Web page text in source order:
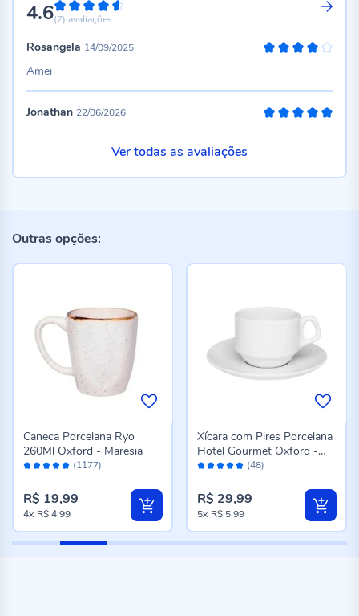
4.692%
(7) avaliações
Rosangela 14/09/2025
Amei
Jonathan 22/06/2026
Ver todas as avaliações
Outras opções:
Avaliação: (1177)
Caneca Porcelana Ryo
260Ml Oxford - Maresia
R$ 19,99
4x R$ 4,99
Avaliação: (48)
Xícara com Pires Porcelana
Hotel Gourmet Oxford -
200 ml
R$ 29,99
5x R$ 5,99